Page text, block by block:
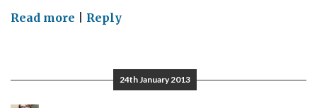
Read more on
վերակառուցում.
Reply
24th January 2013